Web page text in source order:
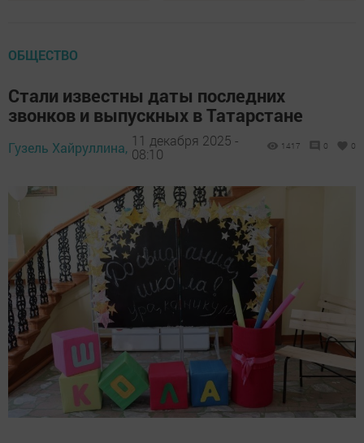
ОБЩЕСТВО
Стали известны даты последних
звонков и выпускных в Татарстане
Гузель Хайруллина, 11 декабря 2025 -
08:10
1417 0 0